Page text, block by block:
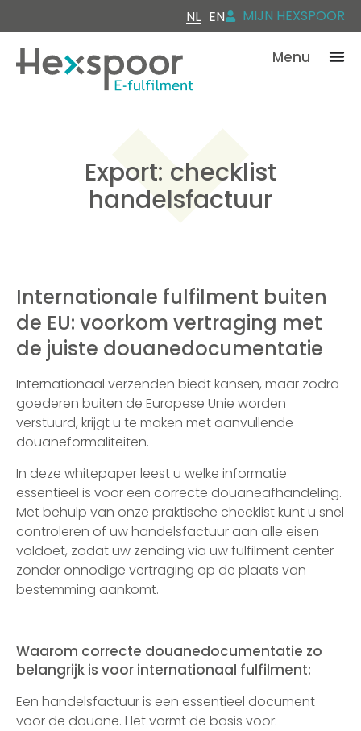
NL EN MIJN HEXSPOOR
Menu
Export: checklist
handelsfactuur
Internationale fulfilment buiten
de EU: voorkom vertraging met
de juiste douanedocumentatie
Internationaal verzenden biedt kansen, maar zodra
goederen buiten de Europese Unie worden
verstuurd, krijgt u te maken met aanvullende
douaneformaliteiten.
In deze whitepaper leest u welke informatie
essentieel is voor een correcte douaneafhandeling.
Met behulp van onze praktische checklist kunt u snel
controleren of uw handelsfactuur aan alle eisen
voldoet, zodat uw zending via uw fulfilment center
zonder onnodige vertraging op de plaats van
bestemming aankomt.
Waarom correcte douanedocumentatie zo
belangrijk is voor internationaal fulfilment:
Een handelsfactuur is een essentieel document
voor de douane. Het vormt de basis voor: